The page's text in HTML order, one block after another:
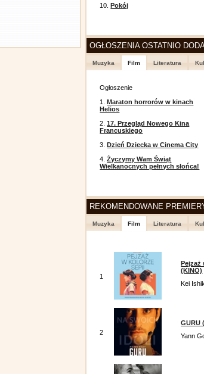
10.Pokój
OGŁOSZENIA OSTATNIO
Muzyka Film Literatura
Ogłoszenie
1.Maraton horrorów w kinach
Helios
2.17. Przegląd Nowego Kina
Francuskiego
3.Dzień Dziecka w Cinema City
4.Życzymy Wam Świąt
Wielkanocnych pełnych słońca!
REKOMENDOWANE
Muzyka Film Literatura
1
Pejzaż
(KINO)
Kei
2
GURU
Yann